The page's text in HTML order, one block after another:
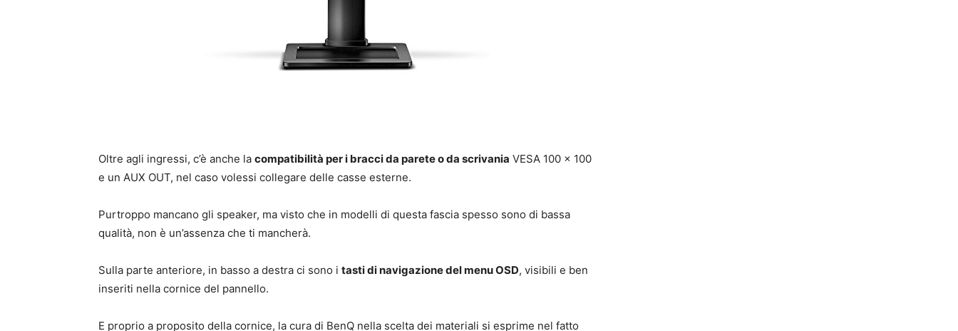
Oltre agli ingressi, c’è anche la compatibilità per i bracci da parete o da scrivania VESA 100 x 100
e un AUX OUT, nel caso volessi collegare delle casse esterne.
Purtroppo mancano gli speaker, ma visto che in modelli di questa fascia spesso sono di bassa
qualità, non è un’assenza che ti mancherà.
Sulla parte anteriore, in basso a destra ci sono i tasti di navigazione del menu OSD, visibili e ben
inseriti nella cornice del pannello.
E proprio a proposito della cornice, la cura di BenQ nella scelta dei materiali si esprime nel fatto